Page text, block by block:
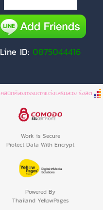
Line ID: 0875044416
คลินิกศัลยกรรมตกแต่งเสริมสวย รังสิต
Work is Secure
Protect Data With Encrypt
Powered By
Thailand YellowPages